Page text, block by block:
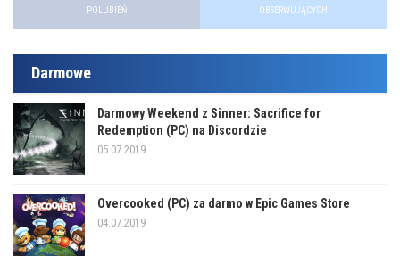
POLUBIEŃ OBSERWUJĄCYCH
Darmowe
Darmowy Weekend z Sinner: Sacrifice for
Redemption (PC) na Discordzie
05.07.2019
Overcooked (PC) za darmo w Epic Games Store
04.07.2019